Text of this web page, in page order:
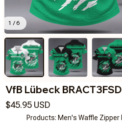
1 / 6
VfB Lübeck
$45.95 USD
Products: Men's Waffle Zipper